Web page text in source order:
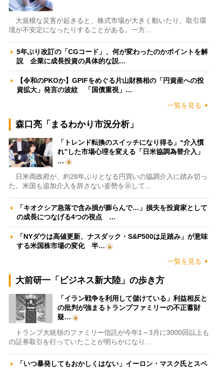
大規模な災害が起きると、株式市場が大きく動いたり、取引環
境が不安定になったりすることがある。一方…
5年ぶり改訂の「CGコード」、何が変わったのかポイントを解
説 企業に成長投資の具体的な説…
【令和のPKOか】GPIFをめぐる片山財務相の「円資産への投
資拡大」発言の波紋 「国債重視」…
一覧を見る
森口亮「まるわかり市況分析」
「トレンド転換のスイッチになり得る」“介入慣
れ”した市場心理を変える「日米協調為替介入」
…
日米両政府が、約28年ぶりとなる円買いの協調介入に踏み切っ
た。米国も追加介入を辞さない姿勢を示して…
「キオクシア急落で含み損が膨らんで…」損失を投資家として
の成長につなげる4つの視点 …
「NYダウは高値更新、ナスダック・S&P500は足踏み」が意味
する米国株市場の変化 半…
一覧を見る
大前研一「ビジネス新大陸」の歩き方
「イラン戦争を利用して儲けている」利益相反と
の批判が強まるトランプファミリーの不正蓄財
疑…
トランプ大統領のファミリー信託が今年1～3月に3000回以上も
の証券取引を行っていたことが明らかになり…
「いつ暴発してもおかしくはない」イーロン・マスク氏とスペ